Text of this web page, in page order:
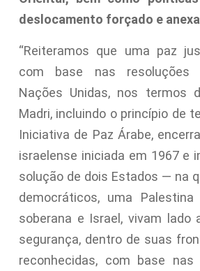
deslocamento forçado e
“Reiteramos que uma paz
com base nas resoluções
Nações Unidas, nos termos
Madri, incluindo o princípio de
Iniciativa de Paz Árabe,
israelense iniciada em 1967 e
solução de dois Estados — na
democráticos, uma Palestina
soberana e Israel, vivam lado
segurança, dentro de suas
reconhecidas, com base